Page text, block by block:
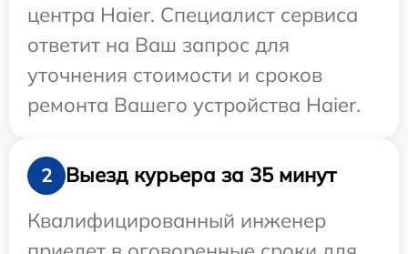
центра Haier. Специалист сервиса
ответит на Ваш запрос для
уточнения стоимости и сроков
ремонта Вашего устройства Haier.
2
Выезд курьера за 35 минут
Квалифицированный инженер